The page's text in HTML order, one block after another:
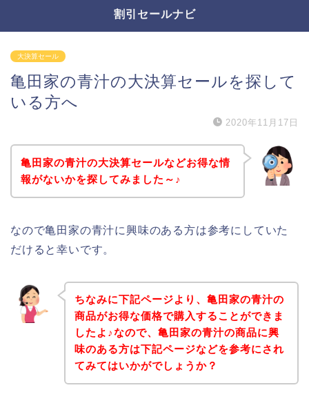
割引セールナビ
大決算セール
亀田家の青汁の大決算セールを探して
いる方へ
2020年11月17日
亀田家の青汁の大決算セールなどお得な情
報がないかを探してみました～♪
なので亀田家の青汁に興味のある方は参考にしていた
だけると幸いです。
ちなみに下記ページより、亀田家の青汁の
商品がお得な価格で購入することができま
したよ♪なので、亀田家の青汁の商品に興
味のある方は下記ページなどを参考にされ
てみてはいかがでしょうか？